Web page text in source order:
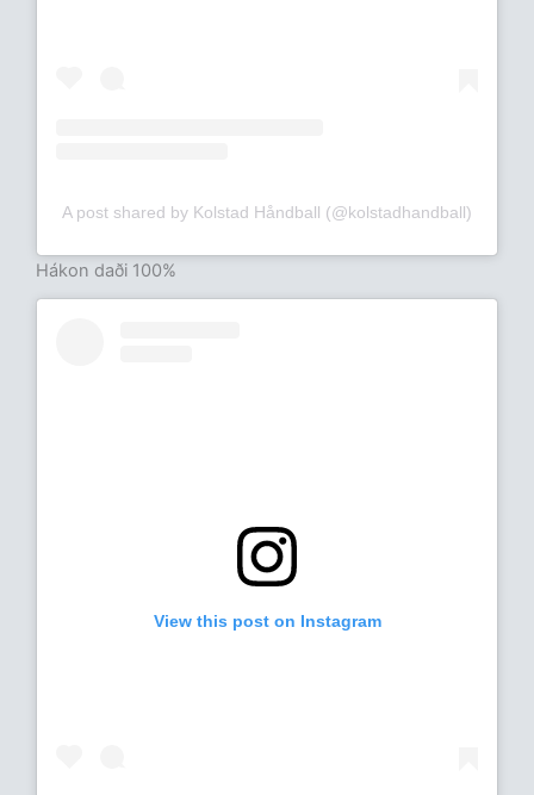
A post shared by Kolstad Håndball (@kolstadhandball)
Hákon daði 100%
View this post on Instagram